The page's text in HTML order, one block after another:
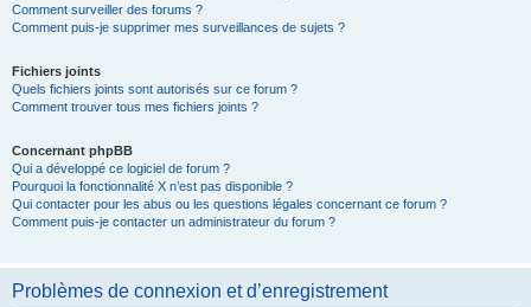
Comment surveiller des forums ?
Comment puis-je supprimer mes surveillances de sujets ?
Fichiers joints
Quels fichiers joints sont autorisés sur ce forum ?
Comment trouver tous mes fichiers joints ?
Concernant phpBB
Qui a développé ce logiciel de forum ?
Pourquoi la fonctionnalité X n’est pas disponible ?
Qui contacter pour les abus ou les questions légales concernant ce forum ?
Comment puis-je contacter un administrateur du forum ?
Problèmes de connexion et d’enregistrement